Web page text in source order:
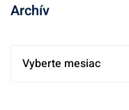
Archív